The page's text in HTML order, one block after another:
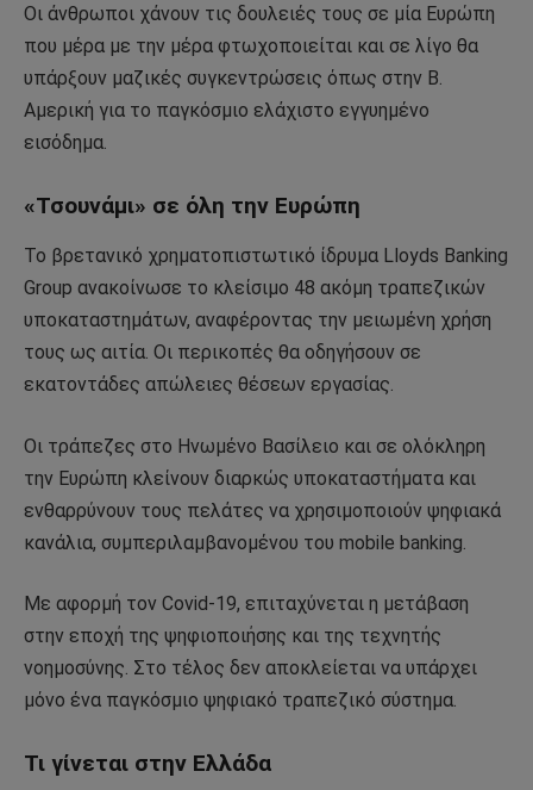
Οι άνθρωποι χάνουν τις δουλειές τους σε μία Ευρώπη
που μέρα με την μέρα φτωχοποιείται και σε λίγο θα
υπάρξουν μαζικές συγκεντρώσεις όπως στην Β.
Αμερική για το παγκόσμιο ελάχιστο εγγυημένο
εισόδημα.
«Τσουνάμι» σε όλη την Ευρώπη
Το βρετανικό χρηματοπιστωτικό ίδρυμα Lloyds Banking
Group ανακοίνωσε το κλείσιμο 48 ακόμη τραπεζικών
υποκαταστημάτων, αναφέροντας την μειωμένη χρήση
τους ως αιτία. Οι περικοπές θα οδηγήσουν σε
εκατοντάδες απώλειες θέσεων εργασίας.
Οι τράπεζες στο Ηνωμένο Βασίλειο και σε ολόκληρη
την Ευρώπη κλείνουν διαρκώς υποκαταστήματα και
ενθαρρύνουν τους πελάτες να χρησιμοποιούν ψηφιακά
κανάλια, συμπεριλαμβανομένου του mobile banking.
Με αφορμή τον Covid-19, επιταχύνεται η μετάβαση
στην εποχή της ψηφιοποιήσης και της τεχνητής
νοημοσύνης. Στο τέλος δεν αποκλείεται να υπάρχει
μόνο ένα παγκόσμιο ψηφιακό τραπεζικό σύστημα.
Τι γίνεται στην Ελλάδα